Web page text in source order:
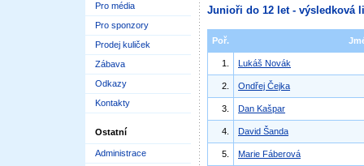
Pro média
Pro sponzory
Prodej kuliček
Zábava
Odkazy
Kontakty
Ostatní
Administrace
Junioři do 12 let - výsledková
Poř.
1. Lukáš Novák
2. Ondřej Čejka
3. Dan Kašpar
4. David Šanda
5. Marie Fáberová